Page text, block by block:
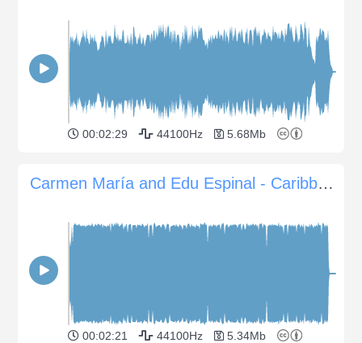
00:02:29 44100Hz 5.68Mb
Carmen María and Edu Espinal - Caribbean Hide & Seek
00:02:21 44100Hz 5.34Mb